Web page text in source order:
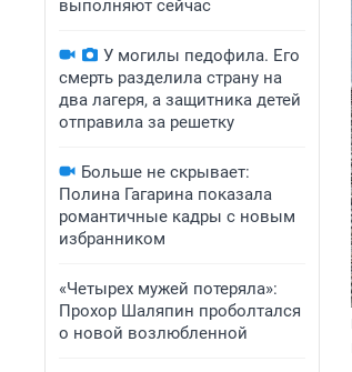
выполняют сейчас
У могилы педофила. Его
смерть разделила страну на
два лагеря, а защитника детей
отправила за решетку
Больше не скрывает:
Полина Гагарина показала
романтичные кадры с новым
избранником
«Четырех мужей потеряла»:
Прохор Шаляпин проболтался
о новой возлюбленной